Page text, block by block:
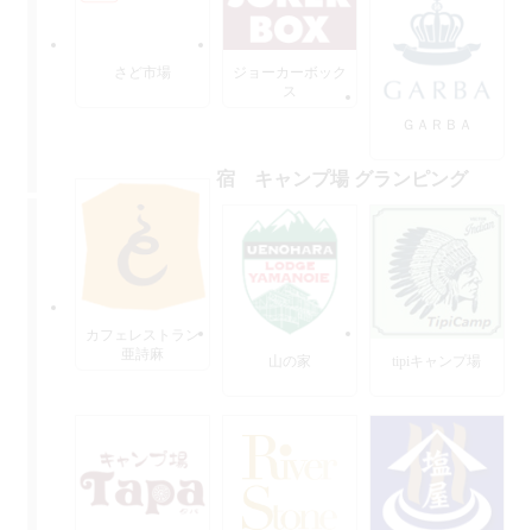
さど市場
ジョーカーボック
ス
ＧＡＲＢＡ
カフェレストラン
亜詩麻
宿 キャンプ場 グランピング
山の家 tipiキャンプ場